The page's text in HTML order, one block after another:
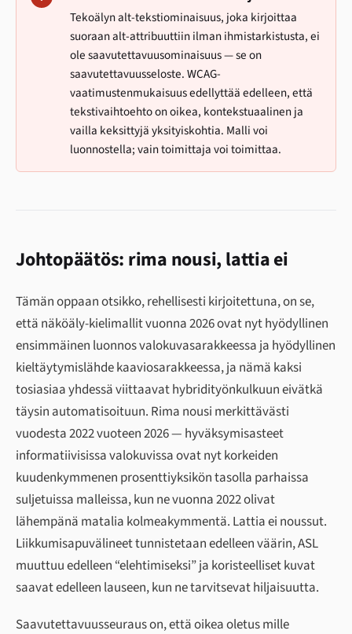
Tekoälyn alt-tekstiominaisuus, joka kirjoittaa
suoraan alt-attribuuttiin ilman ihmistarkistusta, ei
ole saavutettavuusominaisuus — se on
saavutettavuusseloste. WCAG-
vaatimustenmukaisuus edellyttää edelleen, että
tekstivaihtoehto on oikea, kontekstuaalinen ja
vailla keksittyjä yksityiskohtia. Malli voi
luonnostella; vain toimittaja voi toimittaa.
Johtopäätös: rima nousi, lattia ei
Tämän oppaan otsikko, rehellisesti kirjoitettuna, on se,
että näköäly-kielimallit vuonna 2026 ovat nyt hyödyllinen
ensimmäinen luonnos valokuvasarakkeessa ja hyödyllinen
kieltäytymislähde kaaviosarakkeessa, ja nämä kaksi
tosiasiaa yhdessä viittaavat hybridityönkulkuun eivätkä
täysin automatisoituun. Rima nousi merkittävästi
vuodesta 2022 vuoteen 2026 — hyväksymisasteet
informatiivisissa valokuvissa ovat nyt korkeiden
kuudenkymmenen prosenttiyksikön tasolla parhaissa
suljetuissa malleissa, kun ne vuonna 2022 olivat
lähempänä matalia kolmeakymmentä. Lattia ei noussut.
Liikkumisapuvälineet tunnistetaan edelleen väärin, ASL
muuttuu edelleen “elehtimiseksi” ja koristeelliset kuvat
saavat edelleen lauseen, kun ne tarvitsevat hiljaisuutta.
Saavutettavuusseuraus on, että oikea oletus mille